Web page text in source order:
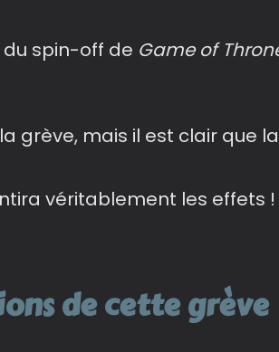
spin-off de Game of
grève, mais il est clair que
véritablement les effets !
de cette grève